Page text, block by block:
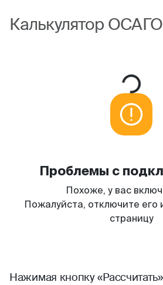
Калькулятор
Нажимая кнопку